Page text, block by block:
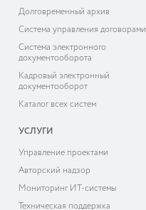
Долговременный архив
Система управления договорами
Система электронного
документооборота
Кадровый электронный
документооборот
Каталог всех систем
УСЛУГИ
Управление проектами
Авторский надзор
Мониторинг ИТ-системы
Техническая поддержка